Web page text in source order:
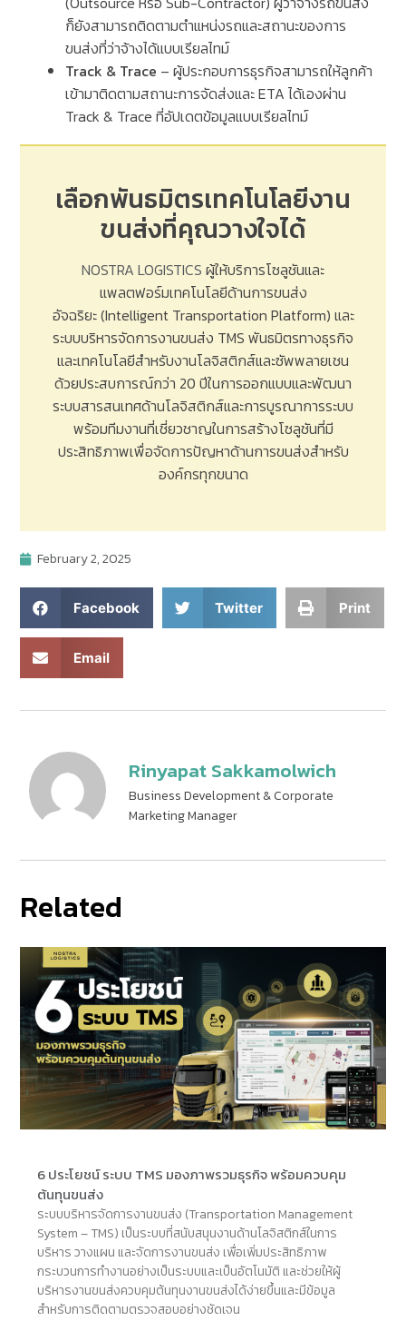
ก็ยังสามารถติดตามตำแหน่งรถและสถานะของการ
ขนส่งที่ว่าจ้างได้แบบเรียลไทม์
Track & Trace –ผู้ประกอบการธุรกิจสามารถให้ลูกค้า
เข้ามาติดตามสถานะการจัดส่งและETAได้เองผ่าน
Track & Traceที่อัปเดตข้อมูลแบบเรียลไทม์
เลือกพันธมิตรเทคโนโลยีงาน
ขนส่งที่คุณวางใจได้
NOSTRA LOGISTICS ผู้ให้บริการโซลูชันและ
แพลตฟอร์มเทคโนโลยีด้านการขนส่ง
อัจฉริยะ(Intelligent Transportation Platform) และ
ระบบบริหารจัดการงานขนส่ง TMS พันธมิตรทางธุรกิจ
และเทคโนโลยีสำหรับงานโลจิสติกส์และซัพพลายเชน
ด้วยประสบการณ์กว่า 20 ปีในการออกแบบและพัฒนา
ระบบสารสนเทศด้านโลจิสติกส์และการบูรณาการระบบ
พร้อมทีมงานที่เชี่ยวชาญในการสร้างโซลูชันที่มี
ประสิทธิภาพเพื่อจัดการปัญหาด้านการขนส่งสำหรับ
องค์กรทุกขนาด
February 2, 2025
Facebook Twitter Print
Email
Rinyapat Sakkamolwich
Business Development & Corporate
Marketing Manager
Related
6 ประโยชน์ ระบบ TMS มองภาพรวมธุรกิจ พร้อมควบคุม
ต้นทุนขนส่ง
ระบบบริหารจัดการงานขนส่ง (Transportation Management
System – TMS) เป็นระบบที่สนับสนุนงานด้านโลจิสติกส์ในการ
บริหาร วางแผน และจัดการงานขนส่ง เพื่อเพิ่มประสิทธิภาพ
กระบวนการทำงานอย่างเป็นระบบและเป็นอัตโนมัติ และช่วยให้ผู้
บริหารงานขนส่งควบคุมต้นทุนงานขนส่งได้ง่ายขึ้นและมีข้อมูล
สำหรับการติดตามตรวจสอบอย่างชัดเจน